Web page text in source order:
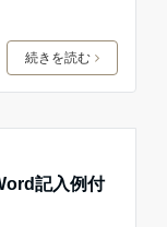
続きを読む
記入例付